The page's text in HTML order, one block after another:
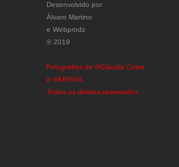
Desenvolvido por
Álvaro Martino
e Webprodz
© 2019
Fotografias de ©Cláudia Costa
e ©AEPGA.
Todos os direitos reservados.